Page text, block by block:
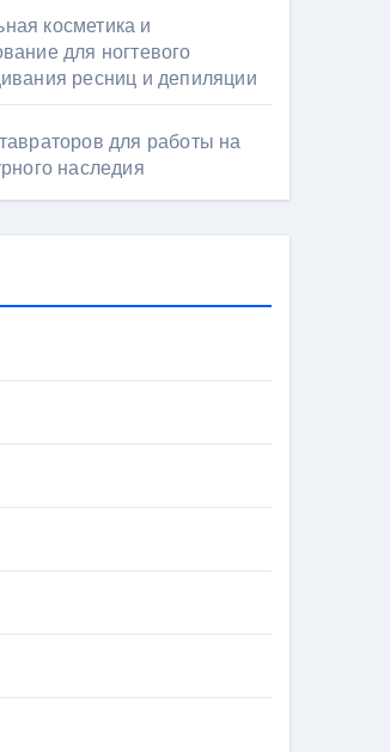
косметика и
для ногтевого
ресниц и депиляции
для работы на
наследия